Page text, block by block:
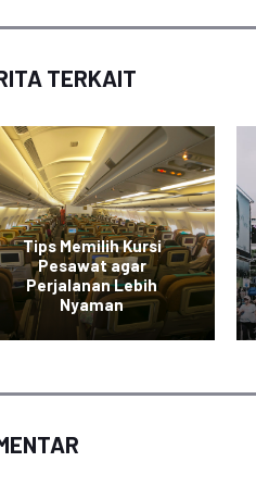
TERKAIT
Tips Memilih Kursi
Pesawat agar
Perjalanan Lebih
Nyaman